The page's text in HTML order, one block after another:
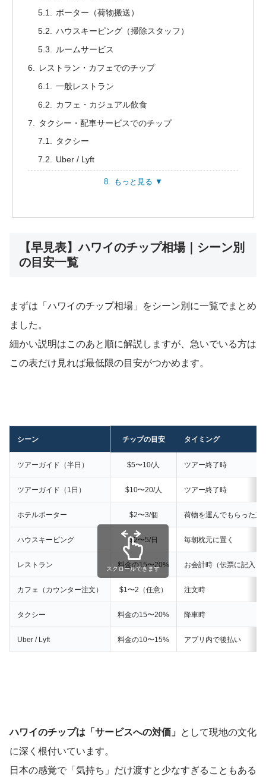
ポーター（荷物搬送）
ハウスキーピング（掃除スタッフ）
ルームサービス
レストラン・カフェでのチップ
一般レストラン
カフェ・カジュアル飲食
タクシー・配車サービスでのチップ
タクシー
Uber / Lyft
もっと見る ▼
【早見表】ハワイのチップ相場｜シーン別
の目安一覧
まずは「ハワイのチップ相場」をシーン別に一覧でまとめ
ました。
細かい説明はこのあと順に解説しますが、急いでいる方は
この表だけ見れば最低限の目安がつかめます。
シーン チップの目安 タイミング
ツアーガイド（半日） $5〜10/人 ツアー終了時
ツアーガイド（1日） $10〜20/人 ツアー終了時
ホテルポーター $2〜3/個 荷物を運んでもらった直
ハウスキーピング $2〜5/日 毎朝枕元に置く
レストラン 料金の15〜20% お会計時（伝票に記入）
カフェ（カウンター注文） $1〜2（任意） 注文時
タクシー 料金の15〜20% 降車時
Uber / Lyft 料金の10〜15% アプリ内で後払い
スクロールできます
ハワイのチップは「サービスへの対価」 として現地の文化
に深く根付いています。
日本の感覚で「気持ち」だけ渡すと少なすぎることもある